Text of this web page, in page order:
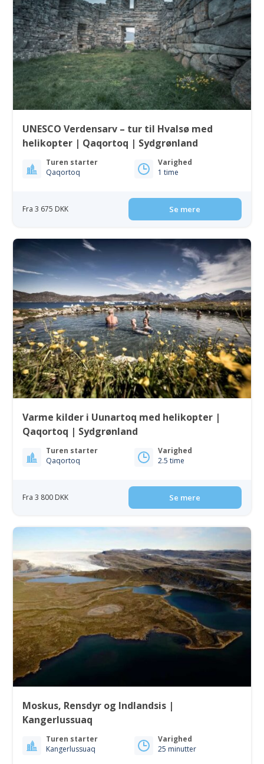
UNESCO Verdensarv – tur til Hvalsø med
helikopter | Qaqortoq | Sydgrønland
Turen starter
Qaqortoq
Varighed
1 time
Fra 3 675 DKK Se mere
Varme kilder i Uunartoq med helikopter |
Qaqortoq | Sydgrønland
Turen starter
Qaqortoq
Varighed
2.5 time
Fra 3 800 DKK Se mere
Moskus, Rensdyr og Indlandsis |
Kangerlussuaq
Turen starter
Kangerlussuaq
Varighed
25 minutter